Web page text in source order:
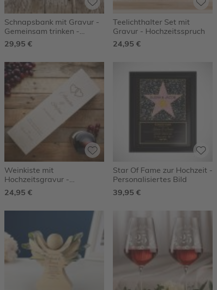
Schnapsbank mit Gravur -
Gemeinsam trinken -
Personalisiert
29,95 €
Teelichthalter Set mit
Gravur - Hochzeitsspruch
24,95 €
Weinkiste mit
Hochzeitsgravur -
Personalisiert
24,95 €
Star Of Fame zur Hochzeit -
Personalisiertes Bild
39,95 €